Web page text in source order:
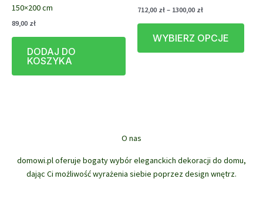
stronie
produktu
150×200 cm
89,00 zł
DODAJ DO
KOSZYKA
712,00 zł – 1300,00 złZakres
712,00 zł
WYBIERZ OPCJE
Ten
ma
O nas
domowi.pl oferuje bogaty wybór eleganckich dekoracji do domu,
dając Ci możliwość wyrażenia siebie poprzez design wnętrz.